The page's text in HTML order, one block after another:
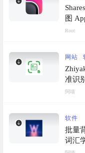
图
Root
网站
准识
格式
阿喵
软件
批量
词汇
写练